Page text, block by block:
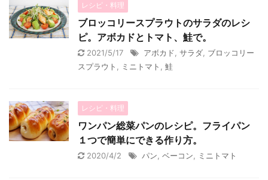
レシピ・料理
ブロッコリースプラウトのサラダのレシ
ピ。アボカドとトマト、鮭で。
2021/5/17 アボカド サラダ ブロッコリー
スプラウト
ミニトマト 鮭
レシピ・料理
ワンパン総菜パンのレシピ。フライパン
１つで簡単にできる作り方。
2020/4/2 パン ベーコン ミニトマト